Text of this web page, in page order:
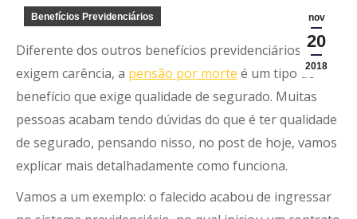
nov
20
2018
Benefícios Previdenciários
Diferente dos outros benefícios previdenciários que
exigem carência, a pensão por morte é um tipo de
benefício que exige qualidade de segurado. Muitas
pessoas acabam tendo dúvidas do que é ter qualidade
de segurado, pensando nisso, no post de hoje, vamos
explicar mais detalhadamente como funciona.
Vamos a um exemplo: o falecido acabou de ingressar